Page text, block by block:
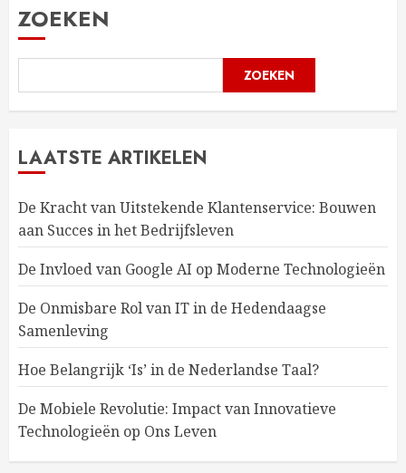
ZOEKEN
ZOEKEN
LAATSTE ARTIKELEN
De Kracht van Uitstekende Klantenservice: Bouwen
aan Succes in het Bedrijfsleven
De Invloed van Google AI op Moderne Technologieën
De Onmisbare Rol van IT in de Hedendaagse
Samenleving
Hoe Belangrijk ‘Is’ in de Nederlandse Taal?
De Mobiele Revolutie: Impact van Innovatieve
Technologieën op Ons Leven